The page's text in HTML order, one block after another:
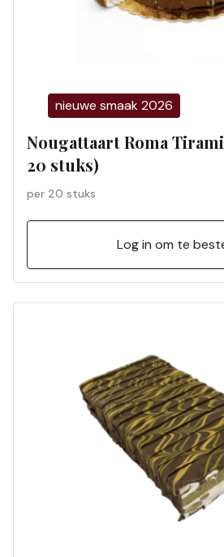
nieuwe smaak 2026
Nougattaart Roma
20 stuks)
per 20 stuks
Log in om te